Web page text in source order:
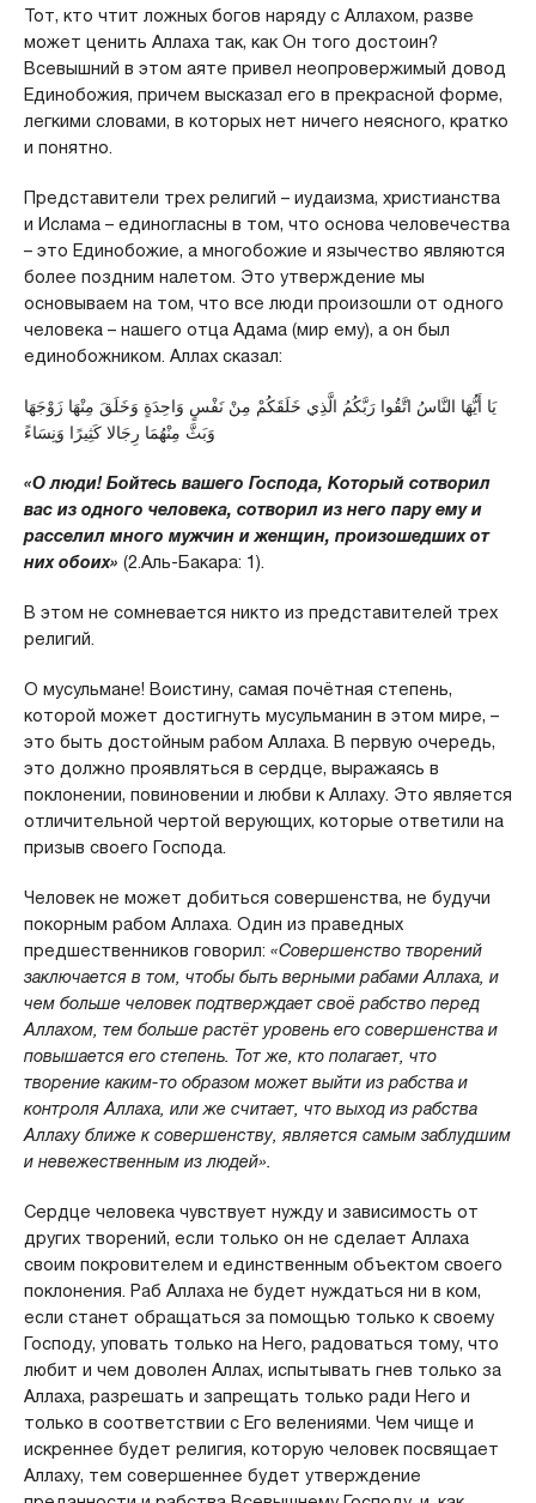
Тот, кто чтит ложных богов наряду с Аллахом, разве
может ценить Аллаха так, как Он того достоин?
Всевышний в этом аяте привел неопровержимый довод
Единобожия, причем высказал его в прекрасной форме,
легкими словами, в которых нет ничего неясного, кратко
и понятно.
Представители трех религий – иудаизма, христианства
и Ислама – единогласны в том, что основа человечества
– это Единобожие, а многобожие и язычество являются
более поздним налетом. Это утверждение мы
основываем на том, что все люди произошли от одного
человека – нашего отца Адама (мир ему), а он был
единобожником. Аллах сказал:
يَا أَيُّهَا النَّاسُ اتَّقُوا رَبَّكُمُ الَّذِي خَلَقَكُمْ مِنْ نَفْسٍ وَاحِدَةٍ وَخَلَقَ مِنْهَا زَوْجَهَا
وَبَثَّ مِنْهُمَا رِجَالا كَثِيرًا وَنِسَاءً
«О люди! Бойтесь вашего Господа, Который сотворил
вас из одного человека, сотворил из него пару ему и
расселил много мужчин и женщин, произошедших от
них обоих» (2.Аль-Бакара: 1).
В этом не сомневается никто из представителей трех
религий.
О мусульмане! Воистину, самая почётная степень,
которой может достигнуть мусульманин в этом мире, –
это быть достойным рабом Аллаха. В первую очередь,
это должно проявляться в сердце, выражаясь в
поклонении, повиновении и любви к Аллаху. Это является
отличительной чертой верующих, которые ответили на
призыв своего Господа.
Человек не может добиться совершенства, не будучи
покорным рабом Аллаха. Один из праведных
предшественников говорил: «Совершенство творений
заключается в том, чтобы быть верными рабами Аллаха, и
чем больше человек подтверждает своё рабство перед
Аллахом, тем больше растёт уровень его совершенства и
повышается его степень. Тот же, кто полагает, что
творение каким-то образом может выйти из рабства и
контроля Аллаха, или же считает, что выход из рабства
Аллаху ближе к совершенству, является самым заблудшим
и невежественным из людей».
Сердце человека чувствует нужду и зависимость от
других творений, если только он не сделает Аллаха
своим покровителем и единственным объектом своего
поклонения. Раб Аллаха не будет нуждаться ни в ком,
если станет обращаться за помощью только к своему
Господу, уповать только на Него, радоваться тому, что
любит и чем доволен Аллах, испытывать гнев только за
Аллаха, разрешать и запрещать только ради Него и
только в соответствии с Его велениями. Чем чище и
искреннее будет религия, которую человек посвящает
Аллаху, тем совершеннее будет утверждение